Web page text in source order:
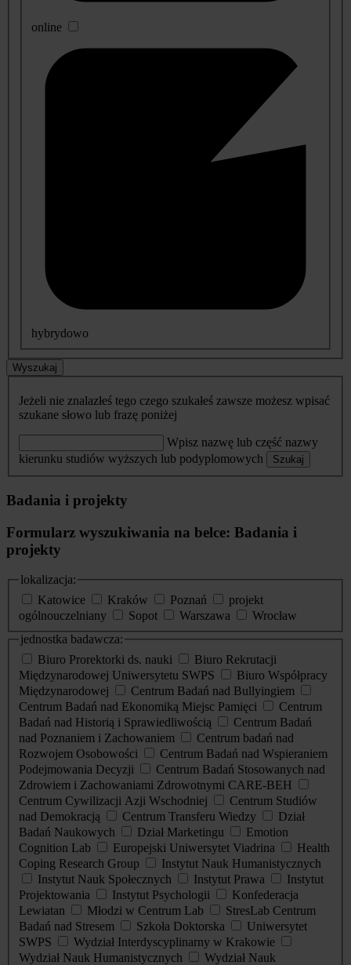
online
hybrydowo
Wyszukaj
Jeżeli nie znalazłeś tego czego szukałeś zawsze możesz wpisać
szukane słowo lub frazę poniżej
Wpisz nazwę lub część nazwy
kierunku studiów wyższych lub podyplomowych
Szukaj
Badania i projekty
Formularz wyszukiwania na belce: Badania i
projekty
lokalizacja:
Katowice
Kraków Poznań
projekt
ogólnouczelniany
Sopot Warszawa
Wrocław
jednostka badawcza:
Biuro Prorektorki ds. nauki
Biuro Rekrutacji
Międzynarodowej Uniwersytetu SWPS
Biuro Współpracy
Międzynarodowej
Centrum Badań nad Bullyingiem
Centrum Badań nad Ekonomiką Miejsc Pamięci
Centrum
Badań nad Historią i Sprawiedliwością
Centrum Badań
nad Poznaniem i Zachowaniem
Centrum badań nad
Rozwojem Osobowości
Centrum Badań nad Wspieraniem
Podejmowania Decyzji
Centrum Badań Stosowanych nad
Zdrowiem i Zachowaniami Zdrowotnymi CARE-BEH
Centrum Cywilizacji Azji Wschodniej
Centrum Studiów
nad Demokracją
Centrum Transferu Wiedzy
Dział
Badań Naukowych
Dział Marketingu
Emotion
Cognition Lab
Europejski Uniwersytet Viadrina
Health
Coping Research Group
Instytut Nauk Humanistycznych
Instytut Nauk Społecznych
Instytut Prawa
Instytut
Projektowania
Instytut Psychologii
Konfederacja
Lewiatan
Młodzi w Centrum Lab
StresLab Centrum
Badań nad Stresem
Szkoła Doktorska
Uniwersytet
SWPS
Wydział Interdyscyplinarny w Krakowie
Wydział Nauk Humanistycznych
Wydział Nauk